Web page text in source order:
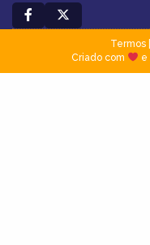
Termos|
Criado com
e